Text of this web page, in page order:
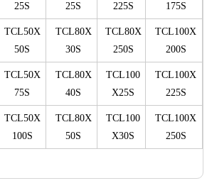
25S
25S
225S
175S
TCL50X
50S
TCL80X
30S
TCL80X
250S
TCL100X
200S
TCL50X
75S
TCL80X
40S
TCL100
X25S
TCL100X
225S
TCL50X
100S
TCL80X
50S
TCL100
X30S
TCL100X
250S